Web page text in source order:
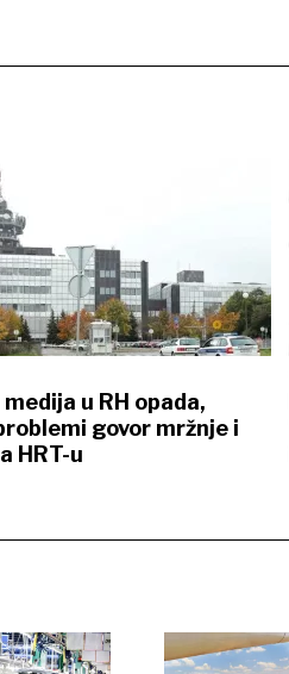
u RH opada,
govor mržnje i
HRT-u